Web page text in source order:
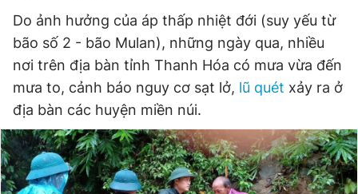
Do ảnh hưởng của áp thấp nhiệt đới (suy yếu từ
bão số 2 - bão Mulan), những ngày qua, nhiều
nơi trên địa bàn tỉnh Thanh Hóa có mưa vừa đến
mưa to, cảnh báo nguy cơ sạt lở, lũ quét xảy ra ở
địa bàn các huyện miền núi.